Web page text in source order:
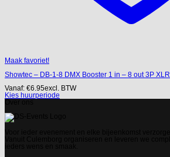
Maak favoriet!
Showtec – DB-1-8 DMX Booster 1 in – 8 out 3P XLR
Vanaf: €6.95excl. BTW
Kies huurperiode